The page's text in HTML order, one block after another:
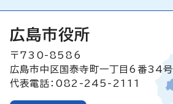
広島市役所
〒730-8586
広島市中区国泰寺町一丁目6番34号
代表電話：082-245-2111